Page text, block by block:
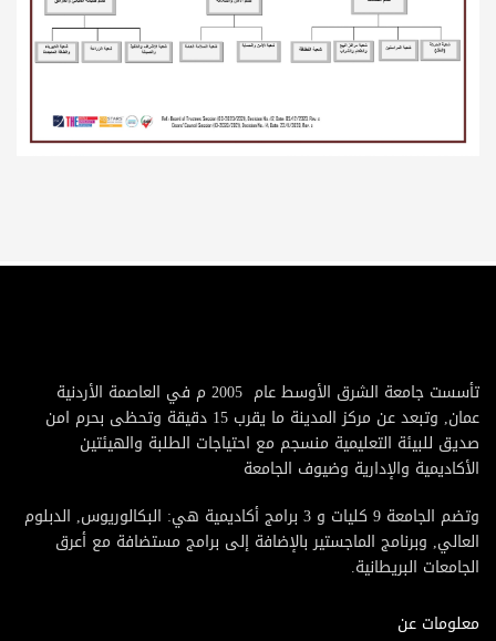
تأسست جامعة الشرق الأوسط عام 2005 م في العاصمة الأردنية
عمان, وتبعد عن مركز المدينة ما يقرب 15 دقيقة وتحظى بحرم امن
صديق للبيئة التعليمية منسجم مع احتياجات الطلبة والهيئتين
الأكاديمية والإدارية وضيوف الجامعة
وتضم الجامعة 9 كليات و 3 برامج أكاديمية هي: البكالوريوس, الدبلوم
العالي, وبرنامج الماجستير بالإضافة إلى برامج مستضافة مع أعرق
الجامعات البريطانية.
معلومات عن